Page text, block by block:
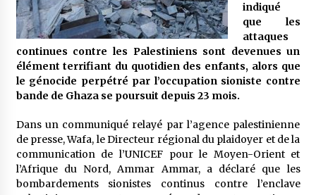
Le monstrueux vieillard (Un récit du Sud
algérien)
5 ans ago
Rencontre nocturne dans le désert (Un conte
5 ans ago
Un conte targui/ Quand la tête est vide
5 ans ago
indiqué
que les
attaques
continues contre les Palestiniens sont devenues un
élément terrifiant du quotidien des enfants, alors que
le génocide perpétré par l’occupation sioniste contre
bande de Ghaza se poursuit depuis 23 mois.
Dans un communiqué relayé par l’agence palestinienne
de presse, Wafa, le Directeur régional du plaidoyer et de la
communication de l’UNICEF pour le Moyen-Orient et
l’Afrique du Nord, Ammar Ammar, a déclaré que les
bombardements sionistes continus contre l’enclave